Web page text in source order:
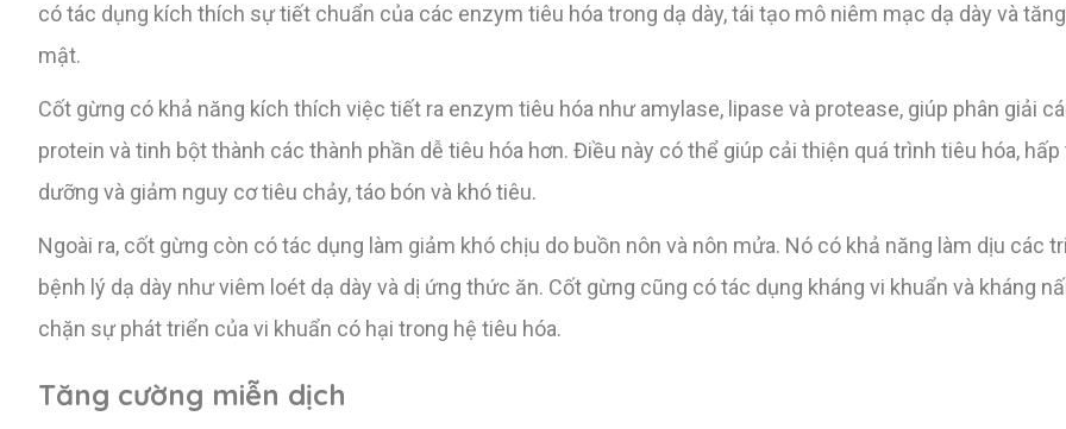
có tác dụng kích thích sự tiết chuẩn của các enzym tiêu hóa trong dạ dày, tái tạo mô niêm mạc dạ dày và
mật.
Cốt gừng có khả năng kích thích việc tiết ra enzym tiêu hóa như amylase, lipase và protease, giúp phân giải
protein và tinh bột thành các thành phần dễ tiêu hóa hơn. Điều này có thể giúp cải thiện quá trình tiêu hóa,
dưỡng và giảm nguy cơ tiêu chảy, táo bón và khó tiêu.
Ngoài ra, cốt gừng còn có tác dụng làm giảm khó chịu do buồn nôn và nôn mửa. Nó có khả năng làm dịu các
bệnh lý dạ dày như viêm loét dạ dày và dị ứng thức ăn. Cốt gừng cũng có tác dụng kháng vi khuẩn và kháng
chặn sự phát triển của vi khuẩn có hại trong hệ tiêu hóa.
Tăng cường miễn dịch